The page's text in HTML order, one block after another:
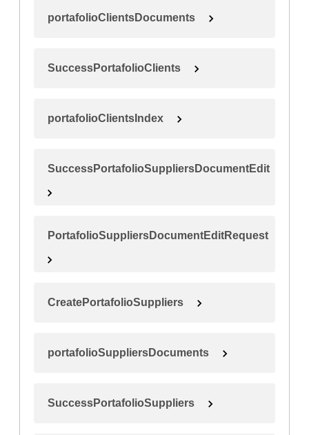
portafolioClientsDocuments
SuccessPortafolioClients
portafolioClientsIndex
SuccessPortafolioSuppliersDocumentEdit
PortafolioSuppliersDocumentEditRequest
CreatePortafolioSuppliers
portafolioSuppliersDocuments
SuccessPortafolioSuppliers